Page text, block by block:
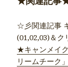
☆彡関連記事
(01,02,03)＆ク
★キャンメイ
リームチーク